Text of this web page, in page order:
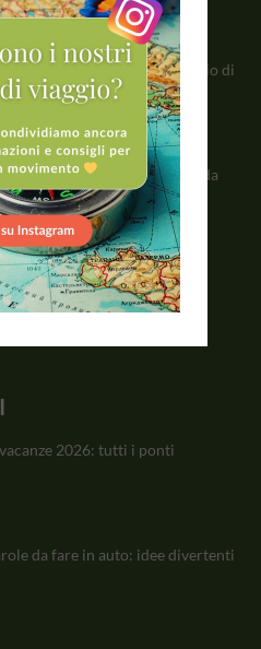
pubblica e condividi il tuo diario di
a Londra: le attrazioni e cose da
in Italia
2026: tutti i ponti
da fare in auto: idee divertenti